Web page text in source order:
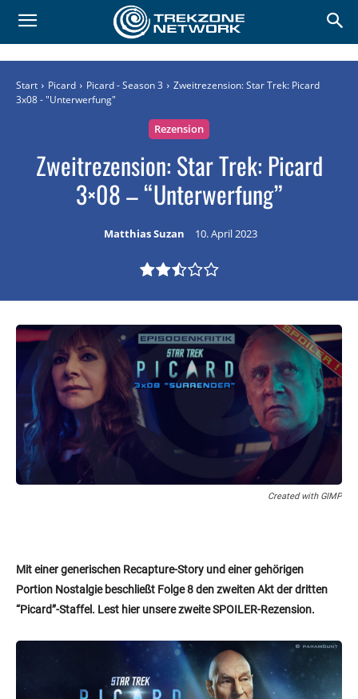
Start Picard Picard - Season 3
Zweitrezension: Star Trek: Picard
3x08 - "Unterwerfung"
Rezension
Zweitrezension: Star Trek: Picard
3×08 – “Unterwerfung”
Matthias Suzan 10. April 2023
Created with GIMP
Mit einer generischen Recapture-Story und einer gehörigen
Portion Nostalgie beschließt Folge 8 den zweiten Akt der dritten
“Picard”-Staffel. Lest hier unsere zweite SPOILER-Rezension.